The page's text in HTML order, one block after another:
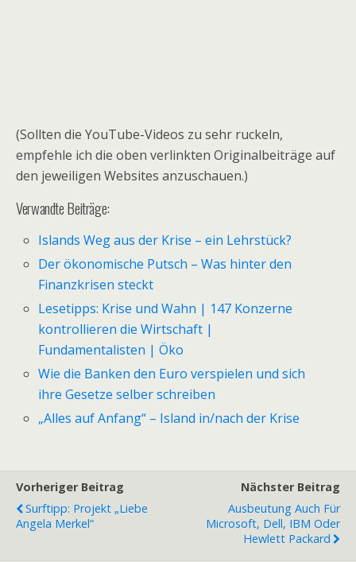
(Sollten die YouTube-Videos zu sehr ruckeln,
empfehle ich die oben verlinkten Originalbeiträge auf
den jeweiligen Websites anzuschauen.)
Verwandte Beiträge:
Islands Weg aus der Krise – ein Lehrstück?
Der ökonomische Putsch – Was hinter den
Finanzkrisen steckt
Lesetipps: Krise und Wahn | 147 Konzerne
kontrollieren die Wirtschaft |
Fundamentalisten | Öko
Wie die Banken den Euro verspielen und sich
ihre Gesetze selber schreiben
„Alles auf Anfang“ – Island in/nach der Krise
Vorheriger Beitrag
Surftipp: Projekt „Liebe
Angela Merkel“
Nächster Beitrag
Ausbeutung Auch Für
Microsoft, Dell, IBM Oder
Hewlett Packard